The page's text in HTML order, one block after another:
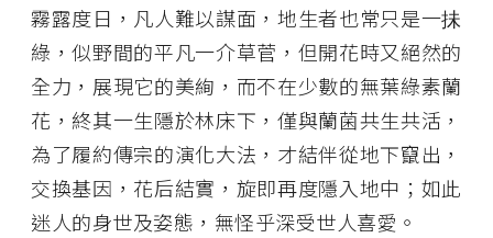
霧露度日，凡人難以謀面，地生者也常只是一抺
綠，似野間的平凡一介草菅，但開花時又絕然的
全力，展現它的美絢，而不在少數的無葉綠素蘭
花，終其一生隱於林床下，僅與蘭菌共生共活，
為了履約傳宗的演化大法，才結伴從地下竄出，
交換基因，花后結實，旋即再度隱入地中；如此
迷人的身世及姿態，無怪乎深受世人喜愛。